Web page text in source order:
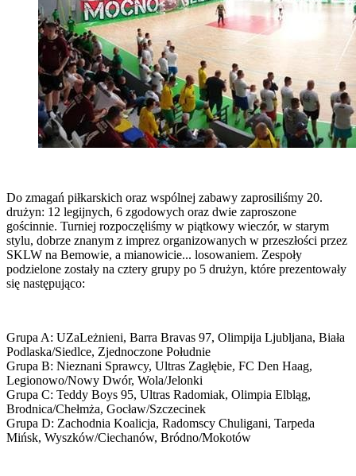
Do zmagań piłkarskich oraz wspólnej zabawy zaprosiliśmy 20.
drużyn: 12 legijnych, 6 zgodowych oraz dwie zaproszone
gościnnie. Turniej rozpoczęliśmy w piątkowy wieczór, w starym
stylu, dobrze znanym z imprez organizowanych w przeszłości przez
SKLW na Bemowie, a mianowicie... losowaniem. Zespoły
podzielone zostały na cztery grupy po 5 drużyn, które prezentowały
się następująco:
Grupa A: UZaLeżnieni, Barra Bravas 97, Olimpija Ljubljana, Biała
Podlaska/Siedlce, Zjednoczone Południe
Grupa B: Nieznani Sprawcy, Ultras Zagłębie, FC Den Haag,
Legionowo/Nowy Dwór, Wola/Jelonki
Grupa C: Teddy Boys 95, Ultras Radomiak, Olimpia Elbląg,
Brodnica/Chełmża, Gocław/Szczecinek
Grupa D: Zachodnia Koalicja, Radomscy Chuligani, Tarpeda
Mińsk, Wyszków/Ciechanów, Bródno/Mokotów